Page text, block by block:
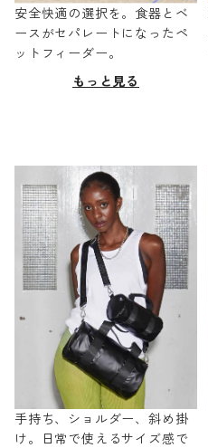
安全快適の選択を。食器とベ
ースがセパレートになったペ
ットフィーダー。
もっと見る
手持ち、ショルダー、斜め掛
け。日常で使えるサイズ感で